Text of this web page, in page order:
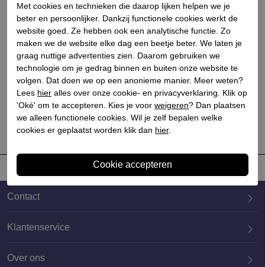
Jo ghost
Dames enkellaarsjes
leopard
€ 434,90 € 304,43
Contact
020 659 3444
Klantenservice
Over ons
Met cookies en technieken die daarop lijken helpen we je
beter en persoonlijker. Dankzij functionele cookies werkt de
website goed. Ze hebben ook een analytische functie. Zo
maken we de website elke dag een beetje beter. We laten je
graag nuttige advertenties zien. Daarom gebruiken we
technologie om je gedrag binnen en buiten onze website te
volgen. Dat doen we op een anonieme manier. Meer weten?
Lees hier alles over onze cookie- en privacyverklaring. Klik op
'Oké' om te accepteren. Kies je voor weigeren? Dan plaatsen
we alleen functionele cookies. Wil je zelf bepalen welke
cookies er geplaatst worden klik dan hier.